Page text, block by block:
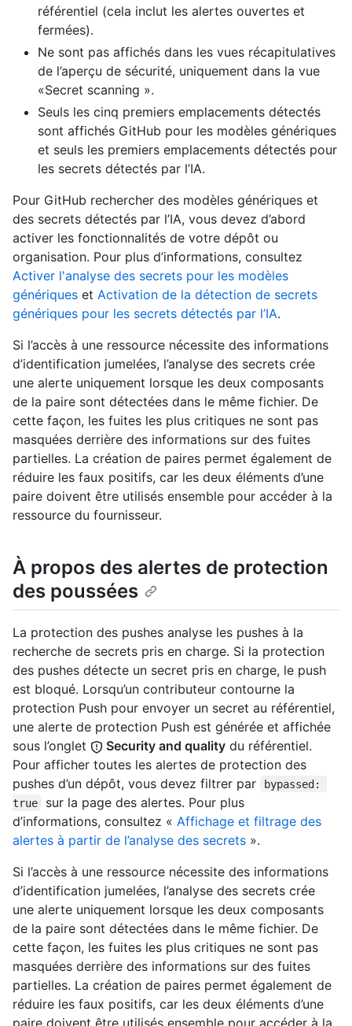
référentiel (cela inclut les alertes ouvertes et
fermées).
Ne sont pas affichés dans les vues récapitulatives
de l’aperçu de sécurité, uniquement dans la vue
«Secret scanning ».
Seuls les cinq premiers emplacements détectés
sont affichés GitHub pour les modèles génériques
et seuls les premiers emplacements détectés pour
les secrets détectés par l’IA.
Pour GitHub rechercher des modèles génériques et
des secrets détectés par l’IA, vous devez d’abord
activer les fonctionnalités de votre dépôt ou
organisation. Pour plus d’informations, consultez
Activer l'analyse des secrets pour les modèles
génériques et Activation de la détection de secrets
génériques pour les secrets détectés par l’IA.
Si l’accès à une ressource nécessite des informations
d’identification jumelées, l’analyse des secrets crée
une alerte uniquement lorsque les deux composants
de la paire sont détectées dans le même fichier. De
cette façon, les fuites les plus critiques ne sont pas
masquées derrière des informations sur des fuites
partielles. La création de paires permet également de
réduire les faux positifs, car les deux éléments d’une
paire doivent être utilisés ensemble pour accéder à la
ressource du fournisseur.
À propos des alertes de protection
des poussées
La protection des pushes analyse les pushes à la
recherche de secrets pris en charge. Si la protection
des pushes détecte un secret pris en charge, le push
est bloqué. Lorsqu’un contributeur contourne la
protection Push pour envoyer un secret au référentiel,
une alerte de protection Push est générée et affichée
sous l’onglet
Security and quality du référentiel.
Pour afficher toutes les alertes de protection des
pushes d’un dépôt, vous devez filtrer par
bypassed:
true
sur la page des alertes. Pour plus
d’informations, consultez « Affichage et filtrage des
alertes à partir de l’analyse des secrets ».
Si l’accès à une ressource nécessite des informations
d’identification jumelées, l’analyse des secrets crée
une alerte uniquement lorsque les deux composants
de la paire sont détectées dans le même fichier. De
cette façon, les fuites les plus critiques ne sont pas
masquées derrière des informations sur des fuites
partielles. La création de paires permet également de
réduire les faux positifs, car les deux éléments d’une
paire doivent être utilisés ensemble pour accéder à la